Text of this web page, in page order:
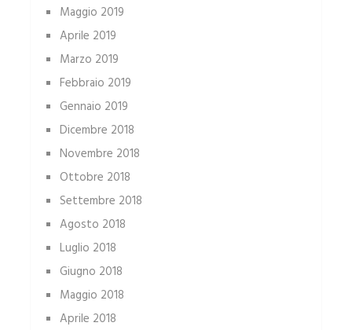
Maggio 2019
Aprile 2019
Marzo 2019
Febbraio 2019
Gennaio 2019
Dicembre 2018
Novembre 2018
Ottobre 2018
Settembre 2018
Agosto 2018
Luglio 2018
Giugno 2018
Maggio 2018
Aprile 2018